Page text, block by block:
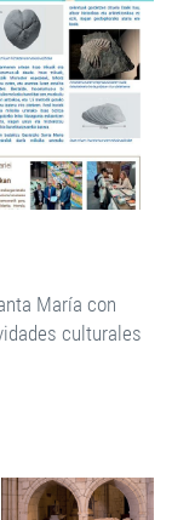
María con
culturales